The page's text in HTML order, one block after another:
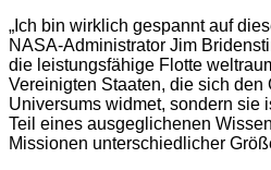
„Ich bin wirklich gespannt auf
NASA-Administrator Jim
die leistungsfähige Flotte
Vereinigten Staaten, die sich den
Universums widmet, sondern sie
Teil eines ausgeglichenen
Missionen unterschiedlicher